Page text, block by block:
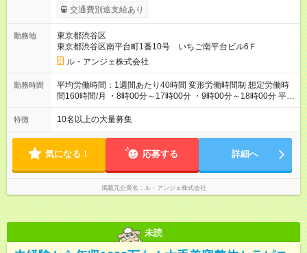
給与は本採用時と同じです。 【雇用形態について】 まずは半年
間、契約社員としてスタートし、 お仕事や環境に少しずつ慣れ
は、 契約社員としての継続も可能です（更新上限なし）
交通費別途支給あり
勤務地
東京都渋谷区
東京都渋谷区南平台町1番10号 いちご南平台ビル6Ｆ
ル・アンジェ株式会社
勤務時間
平均労働時間：1週間あたり40時間 変形労働時間制 想定労働時
間160時間/月 ・8時00分～17時00分 ・9時00分～18時00分 平均
労働時間：1週間あたり40時間 変形労働時間制 想定労働時間
160時間/月 ・8時00分～17時00分 ・9時00分～18時00分
特徴 10名以上の大量募集
気になる！ 応募する 詳細へ
掲載元企業名 ル・アンジェ株式会社
未読